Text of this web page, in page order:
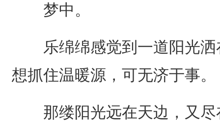
梦中。
乐绵绵感觉到一道阳光洒
想抓住温暖源，可无济于事。
那缕阳光远在天边，又尽